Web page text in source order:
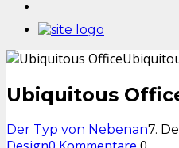
Ubiquitous
Der Typ von Nebenan7.